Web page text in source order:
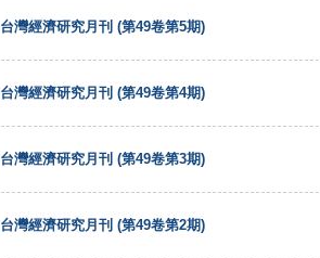
台灣經濟研究月刊 (第49卷第5期)
台灣經濟研究月刊 (第49卷第4期)
台灣經濟研究月刊 (第49卷第3期)
台灣經濟研究月刊 (第49卷第2期)